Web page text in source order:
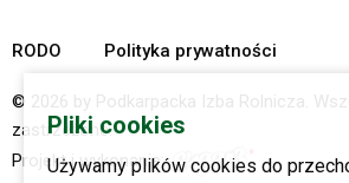
RODO Polityka prywatności
© 2026 by Podkarpacka Izba Rolnicza.
zastrzeżone.
Projekt i wykonanie:
Pliki cookies
Używamy plików cookies do